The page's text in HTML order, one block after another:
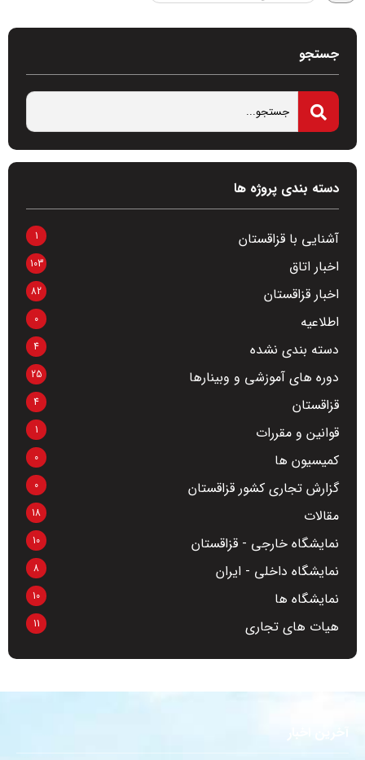
جستجو
دسته بندی پروژه ها
آشنایی با قزاقستان 1
اخبار اتاق 103
اخبار قزاقستان 82
اطلاعیه 0
دسته بندی نشده 4
دوره های آموزشی و وبینارها 25
قزاقستان 4
قوانین و مقررات 1
کمیسیون ها 0
گزارش تجاری کشور قزاقستان 0
مقالات 18
نمایشگاه خارجی - قزاقستان 10
نمایشگاه داخلی - ایران 8
نمایشگاه ها 10
هیات های تجاری 11